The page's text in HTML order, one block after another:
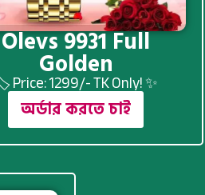
Olevs 9931 Full
Golden
1299/- TK Only! ✨
অর্ডার করতে চাই